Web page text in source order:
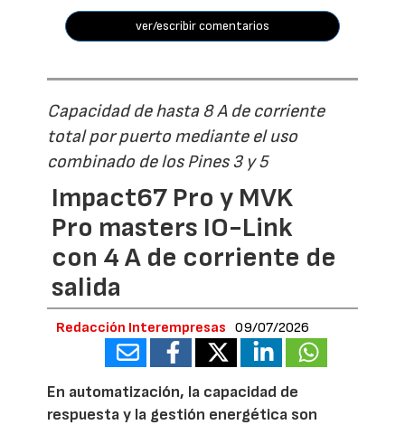
ver/escribir comentarios
Capacidad de hasta 8 A de corriente
total por puerto mediante el uso
combinado de los Pines 3 y 5
Impact67 Pro y MVK
Pro masters IO-Link
con 4 A de corriente de
salida
Redacción Interempresas 09/07/2026
En automatización, la capacidad de
respuesta y la gestión energética son